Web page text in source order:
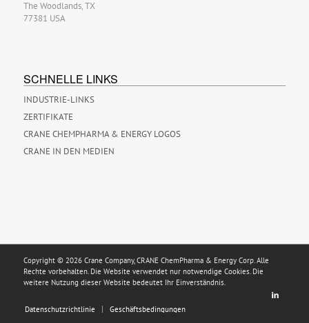
The Woodlands, TX
77381 USA
SCHNELLE LINKS
INDUSTRIE-LINKS
ZERTIFIKATE
CRANE CHEMPHARMA & ENERGY LOGOS
CRANE IN DEN MEDIEN
Copyright © 2026 Crane Company, CRANE ChemPharma & Energy Corp. Alle
Rechte vorbehalten. Die Website verwendet nur notwendige Cookies. Die
weitere Nutzung dieser Website bedeutet Ihr Einverständnis.
Datenschutzrichtlinie Geschäftsbedingungen